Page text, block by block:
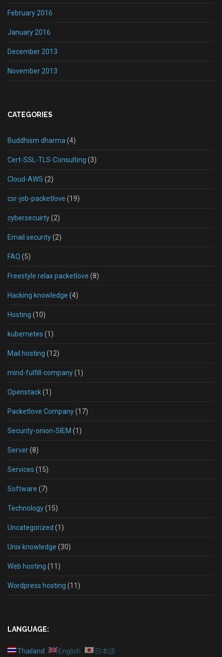
February 2016
January 2016
December 2013
November 2013
CATEGORIES
Buddhism dharma (4)
Cert-SSL-TLS-Consulting (3)
Cloud-AWS (2)
csr-job-packetlove (19)
cybersecuirty(2)
Email security(2)
FAQ (5)
Freestyle relax packetlove (8)
Hacking knowledge (4)
Hosting (10)
kubernetes (1)
Mail hosting (12)
mind-fulfill-company(1)
Openstack(1)
Packetlove Company(17)
Security-onion-SIEM (1)
Server(8)
Services (15)
Software (7)
Technology(15)
Uncategorized (1)
Unix knowledge (30)
Web hosting (11)
Wordpress hosting (11)
LANGUAGE:
Thailand English 日本語